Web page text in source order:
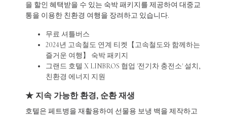
을 할인 혜택받을 수 있는 숙박 패키지를 제공하여 대중교
통을 이용한 친환경 여행을 장려하고 있습니다.
무료 셔틀버스
2024년 고속철도 연계 티켓【고속철도와 함께하는
즐거운 여행】 숙박 패키지
그랜드 호텔 X LINBROS 협업 '전기차 충전소' 설치,
친환경 에너지 지원
★ 지속 가능한 환경, 순환 재생
호텔은 페트병을 재활용하여 선물용 보냉 백을 제작하고